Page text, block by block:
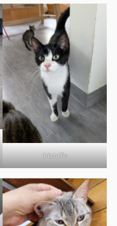
Cristallin